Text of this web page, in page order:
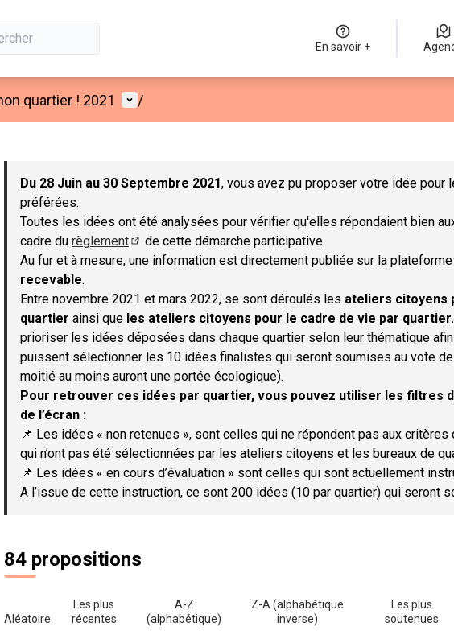
En savoir +
quartier ! 2021 Menu utilisateur
/
la carte
Du 28 Juin au 30 Septembre 2021, vous avez pu proposer votre idée pour
préférées.
Toutes les idées ont été analysées pour vérifier qu'elles répondaient bien
cadre du règlement
(S'ouvre dans un nouvel onglet)
de cette démarche participative.
Au fur et à mesure, une information est directement publiée sur la plateforme
recevable.
Entre novembre 2021 et mars 2022, se sont déroulés les ateliers citoyens
quartier ainsi que les ateliers citoyens pour le cadre de vie par quartier.
prioriser les idées déposées dans chaque quartier selon leur thématique
puissent sélectionner les 10 idées finalistes qui seront soumises au vote
moitié au moins auront une portée écologique).
Pour retrouver ces idées par quartier, vous pouvez utiliser les filtres
de l’écran :
📌 Les idées « non retenues », sont celles qui ne répondent pas aux
qui n’ont pas été sélectionnées par les ateliers citoyens et les bureaux de
📌 Les idées « en cours d’évaluation » sont celles qui sont actuellement
A l’issue de cette instruction, ce sont 200 idées (10 par quartier) qui seront
84 propositions
Aléatoire
Les plus
récentes
A-Z
(alphabétique)
Z-A (alphabétique
inverse)
Les plus
soutenues